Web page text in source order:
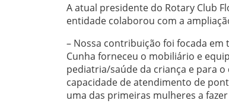
A atual presidente do Rotary Club
entidade colaborou com a
– Nossa contribuição foi focada
Cunha forneceu o mobiliário e
pediatria/saúde da criança e para
capacidade de atendimento de
uma das primeiras mulheres a